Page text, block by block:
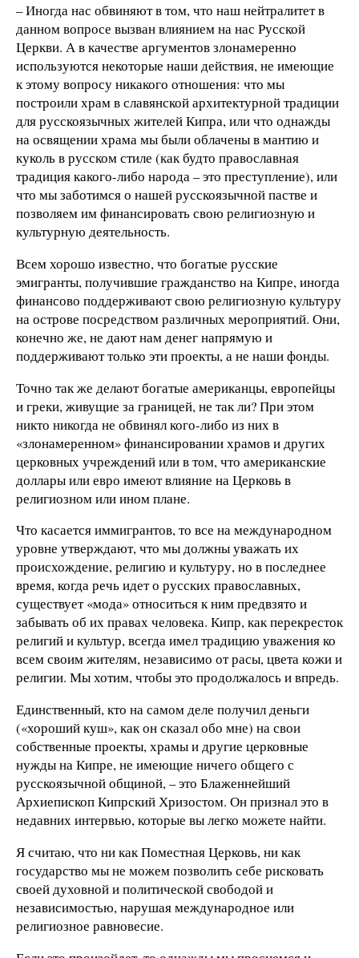
– Иногда нас обвиняют в том, что наш нейтралитет в
данном вопросе вызван влиянием на нас Русской
Церкви. А в качестве аргументов злонамеренно
используются некоторые наши действия, не имеющие
к этому вопросу никакого отношения: что мы
построили храм в славянской архитектурной традиции
для русскоязычных жителей Кипра, или что однажды
на освящении храма мы были облачены в мантию и
куколь в русском стиле (как будто православная
традиция какого-либо народа – это преступление), или
что мы заботимся о нашей русскоязычной пастве и
позволяем им финансировать свою религиозную и
культурную деятельность.
Всем хорошо известно, что богатые русские
эмигранты, получившие гражданство на Кипре, иногда
финансово поддерживают свою религиозную культуру
на острове посредством различных мероприятий. Они,
конечно же, не дают нам денег напрямую и
поддерживают только эти проекты, а не наши фонды.
Точно так же делают богатые американцы, европейцы
и греки, живущие за границей, не так ли? При этом
никто никогда не обвинял кого-либо из них в
«злонамеренном» финансировании храмов и других
церковных учреждений или в том, что американские
доллары или евро имеют влияние на Церковь в
религиозном или ином плане.
Что касается иммигрантов, то все на международном
уровне утверждают, что мы должны уважать их
происхождение, религию и культуру, но в последнее
время, когда речь идет о русских православных,
существует «мода» относиться к ним предвзято и
забывать об их правах человека. Кипр, как перекресток
религий и культур, всегда имел традицию уважения ко
всем своим жителям, независимо от расы, цвета кожи и
религии. Мы хотим, чтобы это продолжалось и впредь.
Единственный, кто на самом деле получил деньги
(«хороший куш», как он сказал обо мне) на свои
собственные проекты, храмы и другие церковные
нужды на Кипре, не имеющие ничего общего с
русскоязычной общиной, – это Блаженнейший
Архиепископ Кипрский Хризостом. Он признал это в
недавних интервью, которые вы легко можете найти.
Я считаю, что ни как Поместная Церковь, ни как
государство мы не можем позволить себе рисковать
своей духовной и политической свободой и
независимостью, нарушая международное или
религиозное равновесие.